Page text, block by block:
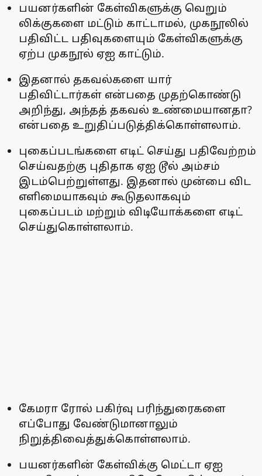
பயனர்களின் கேள்விகளுக்கு வெறும்
லிக்குகளை மட்டும் காட்டாமல், முகநூலில்
பதிவிட்ட பதிவுகளையும் கேள்விகளுக்கு
ஏற்ப முகநூல் ஏஐ காட்டும்.
இதனால் தகவல்களை யார்
பதிவிட்டார்கள் என்பதை முதற்கொண்டு
அறிந்து, அந்தத் தகவல் உண்மையானதா?
என்பதை உறுதிப்படுத்திக்கொள்ளலாம்.
புகைப்படங்களை எடிட் செய்து பதிவேற்றம்
செய்வதற்கு புதிதாக ஏஐ டூல் அம்சம்
இடம்பெற்றுள்ளது. இதனால் முன்பை விட
எளிமையாகவும் கூடுதலாகவும்
புகைப்படம் மற்றும் விடியோக்களை எடிட்
செய்துகொள்ளலாம்.
கேமரா ரோல் பகிர்வு பரிந்துரைகளை
எப்போது வேண்டுமானாலும்
நிறுத்திவைத்துக்கொள்ளலாம்.
பயனர்களின் கேள்விக்கு மெட்டா ஏஐ